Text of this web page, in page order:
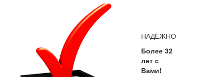
НАДЁЖНО
Более 32
лет с
Вами!